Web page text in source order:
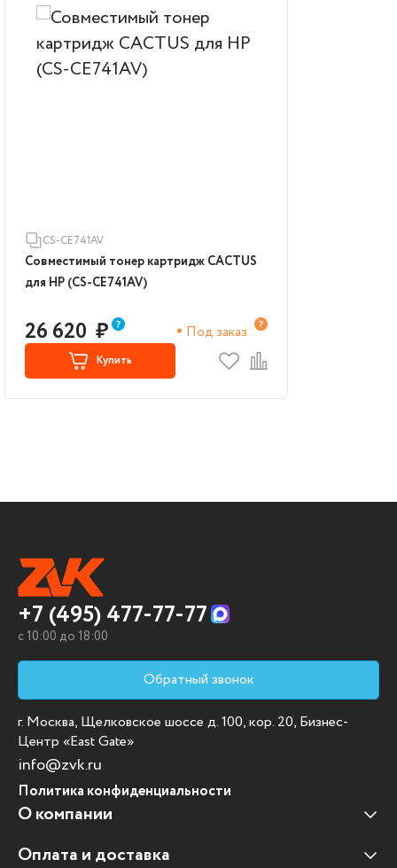
CS-CE741AV
Совместимый тонер картридж CACTUS
для HP (CS-CE741AV)
26 620 ₽ Под заказ
Купить
+7 (495) 477-77-77
c 10:00 до 18:00
Обратный звонок
г. Москва, Щелковское шоссе д. 100, кор. 20, Бизнес-
Центр «East Gate»
info@zvk.ru
Политика конфиденциальности
О компании
Наши клиенты
Оплата и доставка